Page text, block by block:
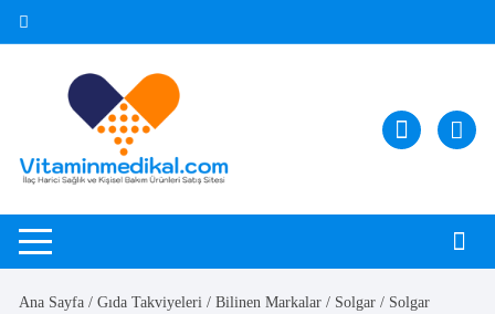
Skip
Ana Sayfa /Gıda Takviyeleri /Bilinen Markalar / Solgar / Solgar